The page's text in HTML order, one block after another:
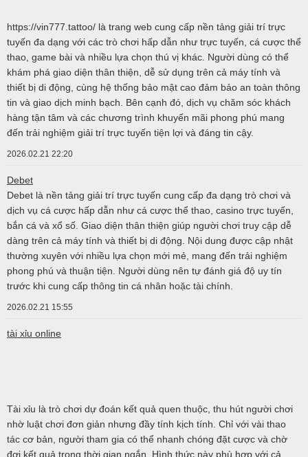
https://vin777.tattoo/ là trang web cung cấp nền tảng giải trí trực
tuyến đa dạng với các trò chơi hấp dẫn như trực tuyến, cá cược thể
thao, game bài và nhiều lựa chọn thú vị khác. Người dùng có thể
khám phá giao diện thân thiện, dễ sử dụng trên cả máy tính và
thiết bị di động, cùng hệ thống bảo mật cao đảm bảo an toàn thông
tin và giao dịch minh bạch. Bên cạnh đó, dịch vụ chăm sóc khách
hàng tận tâm và các chương trình khuyến mãi phong phú mang
đến trải nghiệm giải trí trực tuyến tiện lợi và đáng tin cậy.
2026.02.21 22:20
Debet
Debet là nền tảng giải trí trực tuyến cung cấp đa dạng trò chơi và
dịch vụ cá cược hấp dẫn như cá cược thể thao, casino trực tuyến,
bắn cá và xổ số. Giao diện thân thiện giúp người chơi truy cập dễ
dàng trên cả máy tính và thiết bị di động. Nội dung được cập nhật
thường xuyên với nhiều lựa chọn mới mẻ, mang đến trải nghiệm
phong phú và thuận tiện. Người dùng nên tự đánh giá độ uy tín
trước khi cung cấp thông tin cá nhân hoặc tài chính.
2026.02.21 15:55
tài xỉu online
Tài xỉu là trò chơi dự đoán kết quả quen thuộc, thu hút người chơi
nhờ luật chơi đơn giản nhưng đầy tính kịch tính. Chỉ với vài thao
tác cơ bản, người tham gia có thể nhanh chóng đặt cược và chờ
đợi kết quả trong thời gian ngắn. Hình thức này phù hợp với cả